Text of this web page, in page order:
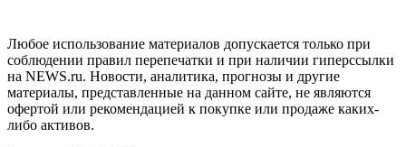
Любое использование материалов допускается только при
соблюдении правил перепечатки и при наличии гиперссылки
на NEWS.ru. Новости, аналитика, прогнозы и другие
материалы, представленные на данном сайте, не являются
офертой или рекомендацией к покупке или продаже каких-
либо активов.